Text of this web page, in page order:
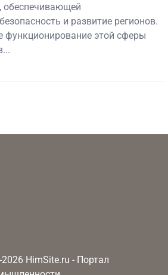
обеспечивающей
и развитие регионов.
функционирование этой сферы
HimSite.ru - Портал